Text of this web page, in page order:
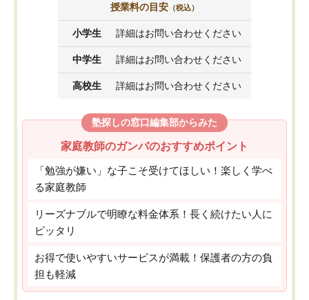
授業料の目安 （税込）
小学生 詳細はお問い合わせください
中学生 詳細はお問い合わせください
高校生 詳細はお問い合わせください
塾探しの窓口編集部からみた
家庭教師のガンバのおすすめポイント
「勉強が嫌い」な子こそ受けてほしい！楽しく学べ
る家庭教師
リーズナブルで明瞭な料金体系！長く続けたい人に
ピッタリ
お得で使いやすいサービスが満載！保護者の方の負
担も軽減